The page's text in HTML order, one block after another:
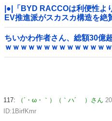
|●|「BYD RACCOは利便性よ
EV推進派がスカスカ構造を
特徴よな
ちいかわ作者さん、総額30億
ｗｗｗｗｗｗｗｗｗｗｗｗｗ
117: （´・ω・｀）（｀ハ´ ）さん
ID:1BirfKmr